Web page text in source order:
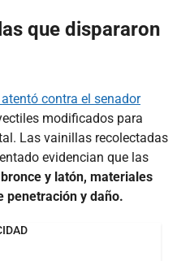
que dispararon
contra el senador
modificados para
Las vainillas recolectadas
evidencian que las
y latón, materiales
penetración y daño.